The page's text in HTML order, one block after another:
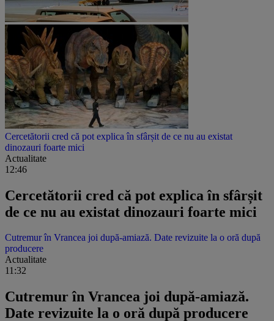
Cercetătorii cred că pot explica în sfârșit de ce nu au existat
dinozauri foarte mici
Actualitate
12:46
Cercetătorii cred că pot explica în sfârșit
de ce nu au existat dinozauri foarte mici
Cutremur în Vrancea joi după-amiază. Date revizuite la o oră după
producere
Actualitate
11:32
Cutremur în Vrancea joi după-amiază.
Date revizuite la o oră după producere